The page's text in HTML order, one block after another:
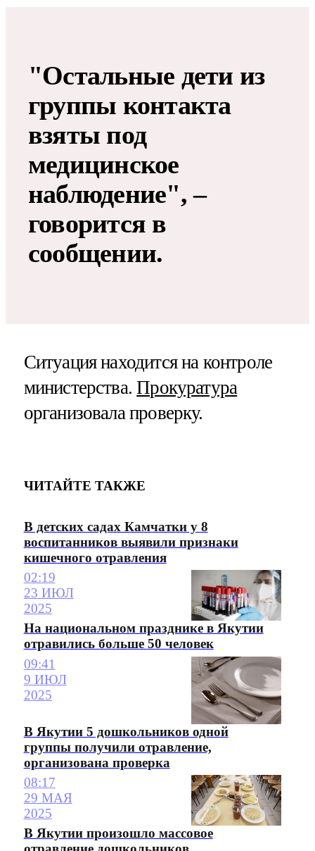
"Остальные дети из
группы контакта
взяты под
медицинское
наблюдение", –
говорится в
сообщении.
Ситуация находится на контроле
министерства.Прокуратура
организовала проверку.
ЧИТАЙТЕ ТАКЖЕ
В детских садах Камчатки у 8
воспитанников выявили признаки
кишечного отравления
02:19
23 ИЮЛ
2025
На национальном празднике в Якутии
отравились больше 50 человек
09:41
9 ИЮЛ
2025
В Якутии 5 дошкольников одной
группы получили отравление,
организована проверка
08:17
29 МАЯ
2025
В Якутии произошло массовое